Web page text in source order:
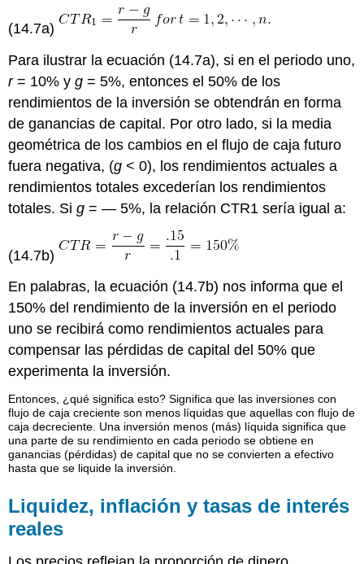
(14.7a)
Para ilustrar la ecuación (14.7a), si en el periodo uno,
r= 10% yg = 5%, entonces el 50% de los
rendimientos de la inversión se obtendrán en forma
de ganancias de capital. Por otro lado, si la media
geométrica de los cambios en el flujo de caja futuro
fuera negativa, (g < 0), los rendimientos actuales a
rendimientos totales excederían los rendimientos
totales. Sig = — 5%, la relación CTR1 sería igual a:
(14.7b)
En palabras, la ecuación (14.7b) nos informa que el
150% del rendimiento de la inversión en el periodo
uno se recibirá como rendimientos actuales para
compensar las pérdidas de capital del 50% que
experimenta la inversión.
Entonces, ¿qué significa esto? Significa que las inversiones con
flujo de caja creciente son menos líquidas que aquellas con flujo de
caja decreciente. Una inversión menos (más) líquida significa que
una parte de su rendimiento en cada periodo se obtiene en
ganancias (pérdidas) de capital que no se convierten a efectivo
hasta que se liquide la inversión.
Liquidez, inflación y tasas de interés
reales